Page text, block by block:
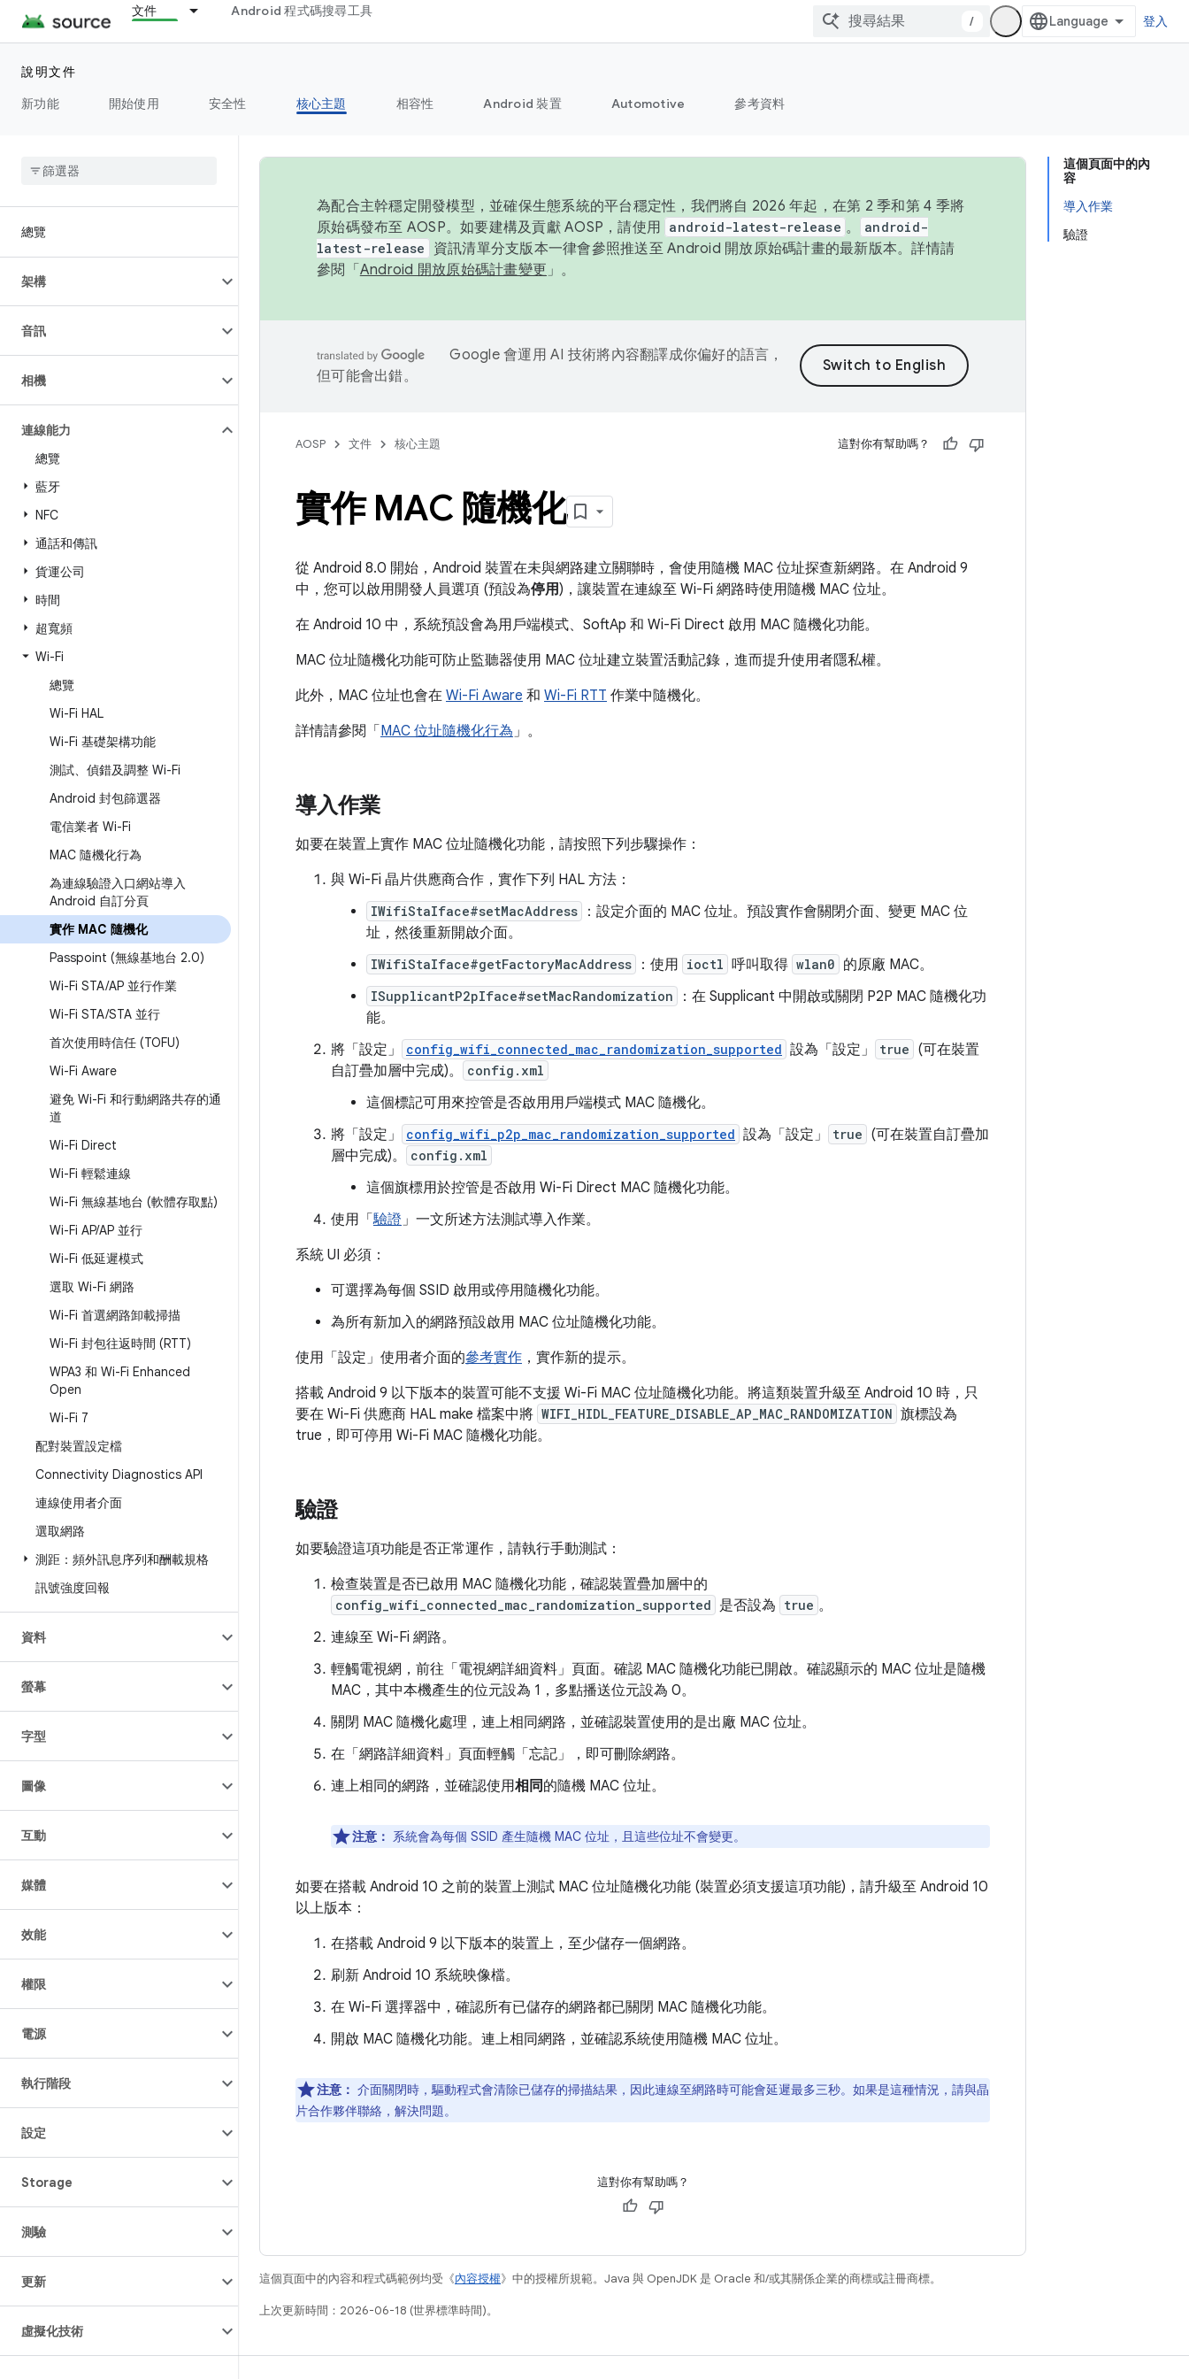
文件 Android 程式碼搜尋工具
/ 登入
說明文件
新功能
開始使用 安全性 核心主題 相容性 Android 裝置 Automotive 參考資料
總覽
架構
音訊
相機
連線能力
總覽
藍牙
NFC
通話和傳訊
貨運公司
時間
超寬頻
Wi-Fi
總覽
Wi-Fi HAL
Wi-Fi 基礎架構功能
測試、偵錯及調整 Wi-Fi
Android 封包篩選器
電信業者 Wi-Fi
MAC 隨機化行為
為連線驗證入口網站導入
Android 自訂分頁
實作 MAC 隨機化
Passpoint (無線基地台 2.0)
Wi-Fi STA/AP 並行作業
Wi-Fi STA/STA 並行
首次使用時信任 (TOFU)
Wi-Fi Aware
避免 Wi-Fi 和行動網路共存的通
道
Wi-Fi Direct
Wi-Fi 輕鬆連線
Wi-Fi 無線基地台 (軟體存取點)
Wi-Fi AP/AP 並行
Wi-Fi 低延遲模式
選取 Wi-Fi 網路
Wi-Fi 首選網路卸載掃描
Wi-Fi 封包往返時間 (RTT)
WPA3 和 Wi-Fi Enhanced
Open
Wi-Fi 7
配對裝置設定檔
Connectivity Diagnostics API
連線使用者介面
選取網路
測距：頻外訊息序列和酬載規格
訊號強度回報
資料
螢幕
字型
圖像
互動
媒體
效能
權限
電源
執行階段
設定
Storage
測驗
更新
虛擬化技術
這個頁面中的內
容
導入作業
驗證
為配合主幹穩定開發模型，並確保生態系統的平台穩定性，我們將自 2026 年起，在第 2 季和第 4 季將
原始碼發布至 AOSP。如要建構及貢獻 AOSP，請使用 android-latest-release 。
android-
latest-release
資訊清單分支版本一律會參照推送至 Android 開放原始碼計畫的最新版本。詳情請
參閱「 Android 開放原始碼計畫變更 」。
Google 會運用 AI 技術將內容翻譯成你偏好的語言，
但可能會出錯。
AOSP 文件 核心主題 這對你有幫助嗎？
實作 MAC 隨機化
從 Android 8.0 開始，Android 裝置在未與網路建立關聯時，會使用隨機 MAC 位址探查新網路。在 Android 9
中，您可以啟用開發人員選項 (預設為停用)，讓裝置在連線至 Wi-Fi 網路時使用隨機 MAC 位址。
在 Android 10 中，系統預設會為用戶端模式、SoftAp 和 Wi-Fi Direct 啟用 MAC 隨機化功能。
MAC 位址隨機化功能可防止監聽器使用 MAC 位址建立裝置活動記錄，進而提升使用者隱私權。
此外，MAC 位址也會在 Wi-Fi Aware 和 Wi-Fi RTT 作業中隨機化。
詳情請參閱「 MAC 位址隨機化行為」。
導入作業
如要在裝置上實作 MAC 位址隨機化功能，請按照下列步驟操作：
與 Wi-Fi 晶片供應商合作，實作下列 HAL 方法：
IWifiStaIface#setMacAddress
：設定介面的 MAC 位址。預設實作會關閉介面、變更 MAC 位
址，然後重新開啟介面。
IWifiStaIface#getFactoryMacAddress ：使用 ioctl 呼叫取得 wlan0 的原廠 MAC。
ISupplicantP2pIface#setMacRandomization
：在 Supplicant 中開啟或關閉 P2P MAC 隨機化功
能。
將「設定」
config_wifi_connected_mac_randomization_supported 設為「設定」 true (可在裝置
自訂疊加層中完成)。
config.xml
這個標記可用來控管是否啟用用戶端模式 MAC 隨機化。
將「設定」
config_wifi_p2p_mac_randomization_supported 設為「設定」 true (可在裝置自訂疊加
層中完成)。
config.xml
這個旗標用於控管是否啟用 Wi-Fi Direct MAC 隨機化功能。
使用「驗證」一文所述方法測試導入作業。
系統 UI 必須：
可選擇為每個 SSID 啟用或停用隨機化功能。
為所有新加入的網路預設啟用 MAC 位址隨機化功能。
使用「設定」使用者介面的參考實作 ，實作新的提示。
搭載 Android 9 以下版本的裝置可能不支援 Wi-Fi MAC 位址隨機化功能。將這類裝置升級至 Android 10 時，只
要在 Wi-Fi 供應商 HAL make 檔案中將 WIFI_HIDL_FEATURE_DISABLE_AP_MAC_RANDOMIZATION 旗標設為
true，即可停用 Wi-Fi MAC 隨機化功能。
驗證
如要驗證這項功能是否正常運作，請執行手動測試：
檢查裝置是否已啟用 MAC 隨機化功能，確認裝置疊加層中的
config_wifi_connected_mac_randomization_supported 是否設為 true 。
連線至 Wi-Fi 網路。
輕觸電視網，前往「電視網詳細資料」頁面。確認 MAC 隨機化功能已開啟。確認顯示的 MAC 位址是隨機
MAC，其中本機產生的位元設為 1，多點播送位元設為 0。
關閉 MAC 隨機化處理，連上相同網路，並確認裝置使用的是出廠 MAC 位址。
在「網路詳細資料」頁面輕觸「忘記」
，即可刪除網路。
連上相同的網路，並確認使用相同的隨機 MAC 位址。
注意： 系統會為每個 SSID 產生隨機 MAC 位址，且這些位址不會變更。
如要在搭載 Android 10 之前的裝置上測試 MAC 位址隨機化功能 (裝置必須支援這項功能)，請升級至 Android 10
以上版本：
在搭載 Android 9 以下版本的裝置上，至少儲存一個網路。
刷新 Android 10 系統映像檔。
在 Wi-Fi 選擇器中，確認所有已儲存的網路都已關閉 MAC 隨機化功能。
開啟 MAC 隨機化功能。連上相同網路，並確認系統使用隨機 MAC 位址。
注意： 介面關閉時，驅動程式會清除已儲存的掃描結果，因此連線至網路時可能會延遲最多三秒。如果是這種情況，請與晶
片合作夥伴聯絡，解決問題。
這對你有幫助嗎？
這個頁面中的內容和程式碼範例均受《內容授權》中的授權所規範。Java 與 OpenJDK 是 Oracle 和/或其關係企業的商標或註冊商標。
上次更新時間：2026-06-18 (世界標準時間)。